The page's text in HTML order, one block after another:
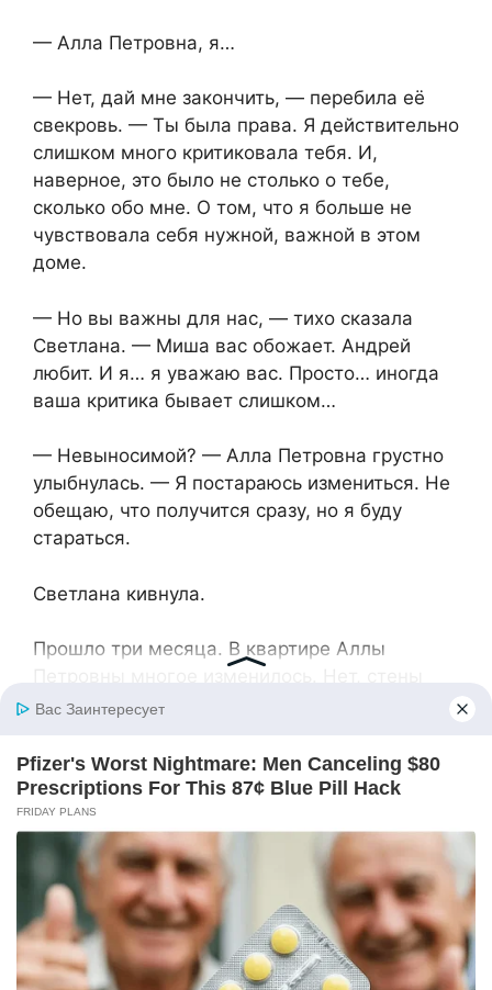
— Алла Петровна, я…
— Нет, дай мне закончить, — перебила её
свекровь. — Ты была права. Я действительно
слишком много критиковала тебя. И,
наверное, это было не столько о тебе,
сколько обо мне. О том, что я больше не
чувствовала себя нужной, важной в этом
доме.
— Но вы важны для нас, — тихо сказала
Светлана. — Миша вас обожает. Андрей
любит. И я… я уважаю вас. Просто… иногда
ваша критика бывает слишком…
— Невыносимой? — Алла Петровна грустно
улыбнулась. — Я постараюсь измениться. Не
обещаю, что получится сразу, но я буду
стараться.
Светлана кивнула.
Прошло три месяца. В квартире Аллы
остались те же, мебель не поменялась, но
вечерам они часто собирались все вместе за
большим столом, и Алла Петровна учила
Светлану готовить свои фирменные блюда.
Иногда свекровь всё ещё не могла
удержаться от замечаний, но теперь они
звучали мягче, а Светлана научилась не
принимать их близко к сердцу.
В один из вечеров, когда они с Андреем